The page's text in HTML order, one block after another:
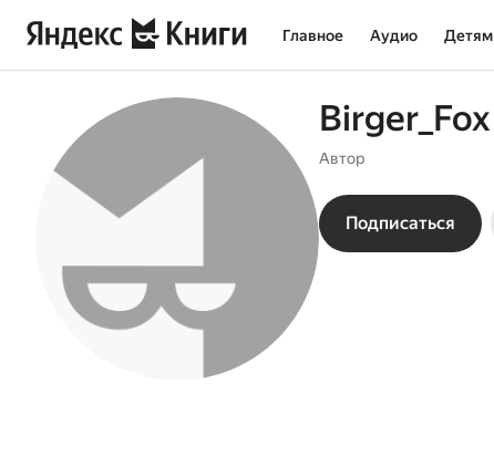
Главное Аудио Детям
Birger_Fox
Автор
Подписаться